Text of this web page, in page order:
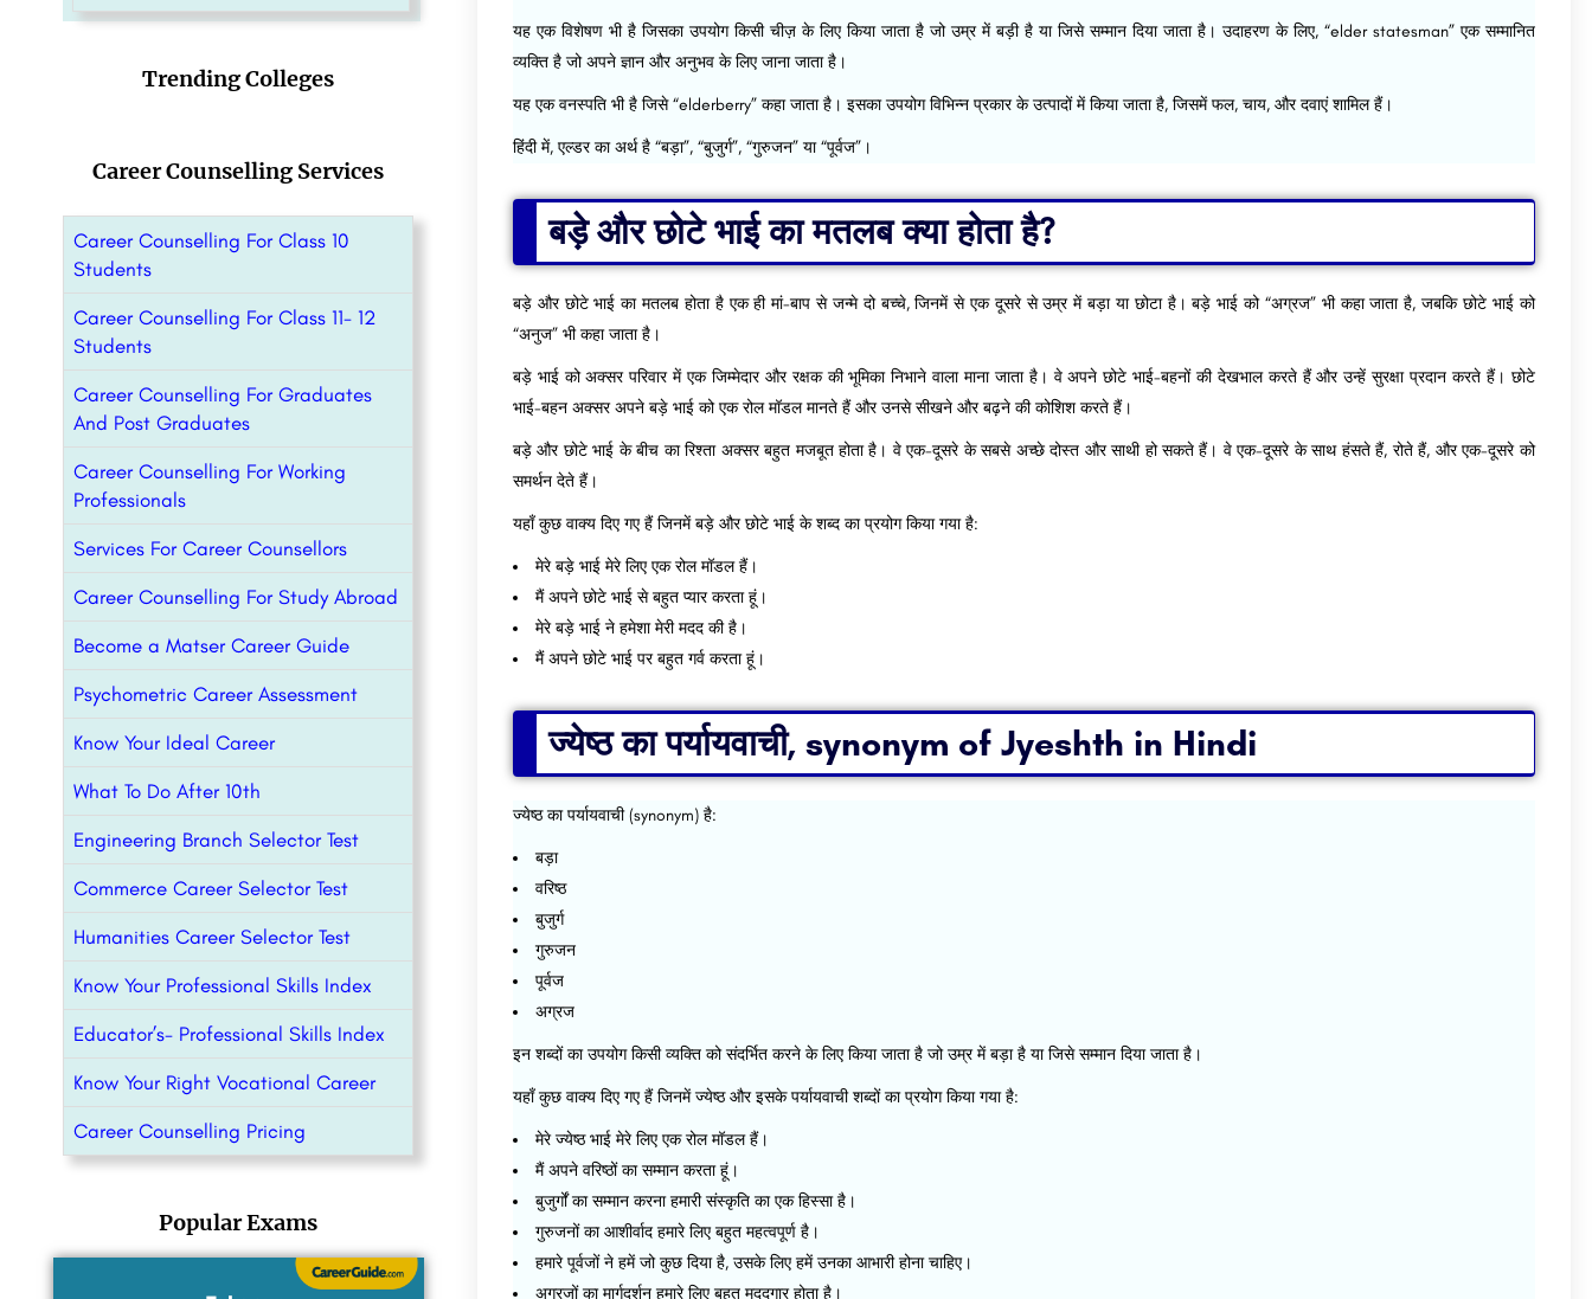
Trending Colleges
Career Counselling Services
Career Counselling For Class 10
Students
Career Counselling For Class 11- 12
Students
Career Counselling For Graduates
And Post Graduates
Career Counselling For Working
Professionals
Services For Career Counsellors
Career Counselling For Study Abroad
Become a Matser Career Guide
Psychometric Career Assessment
Know Your Ideal Career
What To Do After 10th
Engineering Branch Selector Test
Commerce Career Selector Test
Humanities Career Selector Test
Know Your Professional Skills Index
Educator’s- Professional Skills Index
Know Your Right Vocational Career
Career Counselling Pricing
Popular Exams
यह एक विशेषण भी है जिसका उपयोग किसी चीज़ के लिए किया जाता है जो उम्र में बड़ी है या जिसे सम्मान दिया जाता है। उदाहरण के लिए, “elder statesman” एक सम्मानित
व्यक्ति है जो अपने ज्ञान और अनुभव के लिए जाना जाता है।
यह एक वनस्पति भी है जिसे “elderberry” कहा जाता है। इसका उपयोग विभिन्न प्रकार के उत्पादों में किया जाता है, जिसमें फल, चाय, और दवाएं शामिल हैं।
हिंदी में, एल्डर का अर्थ है “बड़ा”, “बुजुर्ग”, “गुरुजन” या “पूर्वज”।
बड़े और छोटे भाई का मतलब क्या होता है?
बड़े और छोटे भाई का मतलब होता है एक ही मां-बाप से जन्मे दो बच्चे, जिनमें से एक दूसरे से उम्र में बड़ा या छोटा है। बड़े भाई को “अग्रज” भी कहा जाता है, जबकि छोटे भाई को
“अनुज” भी कहा जाता है।
बड़े भाई को अक्सर परिवार में एक जिम्मेदार और रक्षक की भूमिका निभाने वाला माना जाता है। वे अपने छोटे भाई-बहनों की देखभाल करते हैं और उन्हें सुरक्षा प्रदान करते हैं। छोटे
भाई-बहन अक्सर अपने बड़े भाई को एक रोल मॉडल मानते हैं और उनसे सीखने और बढ़ने की कोशिश करते हैं।
बड़े और छोटे भाई के बीच का रिश्ता अक्सर बहुत मजबूत होता है। वे एक-दूसरे के सबसे अच्छे दोस्त और साथी हो सकते हैं। वे एक-दूसरे के साथ हंसते हैं, रोते हैं, और एक-दूसरे को
समर्थन देते हैं।
यहाँ कुछ वाक्य दिए गए हैं जिनमें बड़े और छोटे भाई के शब्द का प्रयोग किया गया है:
मेरे बड़े भाई मेरे लिए एक रोल मॉडल हैं।
मैं अपने छोटे भाई से बहुत प्यार करता हूं।
मेरे बड़े भाई ने हमेशा मेरी मदद की है।
मैं अपने छोटे भाई पर बहुत गर्व करता हूं।
ज्येष्ठ का पर्यायवाची, synonym of Jyeshth in Hindi
ज्येष्ठ का पर्यायवाची (synonym) है:
बड़ा
वरिष्ठ
बुजुर्ग
गुरुजन
पूर्वज
अग्रज
इन शब्दों का उपयोग किसी व्यक्ति को संदर्भित करने के लिए किया जाता है जो उम्र में बड़ा है या जिसे सम्मान दिया जाता है।
यहाँ कुछ वाक्य दिए गए हैं जिनमें ज्येष्ठ और इसके पर्यायवाची शब्दों का प्रयोग किया गया है:
मेरे ज्येष्ठ भाई मेरे लिए एक रोल मॉडल हैं।
मैं अपने वरिष्ठों का सम्मान करता हूं।
बुजुर्गों का सम्मान करना हमारी संस्कृति का एक हिस्सा है।
गुरुजनों का आशीर्वाद हमारे लिए बहुत महत्वपूर्ण है।
हमारे पूर्वजों ने हमें जो कुछ दिया है, उसके लिए हमें उनका आभारी होना चाहिए।
अग्रजों का मार्गदर्शन हमारे लिए बहुत मददगार होता है।